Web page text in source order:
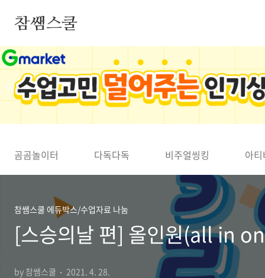
참쌤스쿨
◀
곰곰놀이터 다독다독 비주얼씽킹 아
참쌤스쿨 에듀박스/수업자료 나눔
[스승의날 편] 올인원(all in
by 참쌤스쿨 2021. 4. 28.